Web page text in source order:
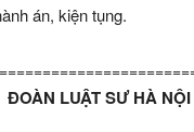
án, kiện tụng.
ĐOÀN LUẬT SƯ HÀ NỘI